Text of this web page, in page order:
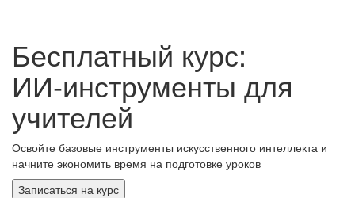
Бесплатный курс:
ИИ‑инструменты для
учителей
Освойте базовые инструменты искусственного интеллекта и
начните экономить время на подготовке уроков
Записаться на курс